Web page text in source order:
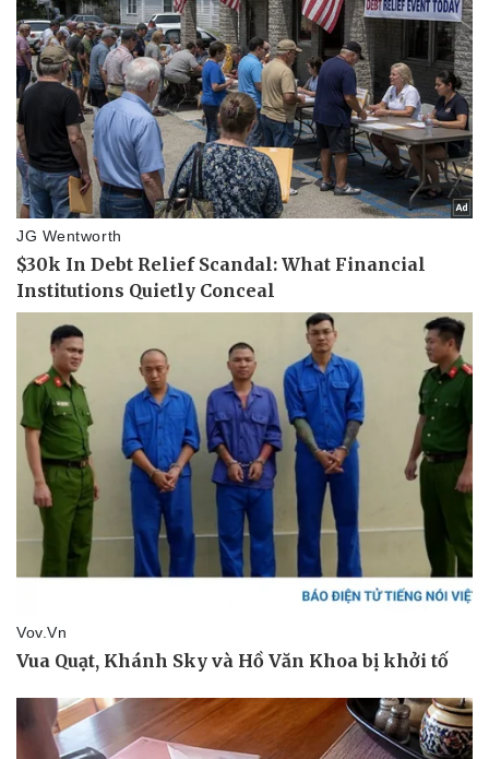
Thể thao
Bóng đá
Lịch thi đấu bóng đá
Thế giới thể thao
Hậu trường
Ô tô - Xe máy
Ô tô
Xe máy